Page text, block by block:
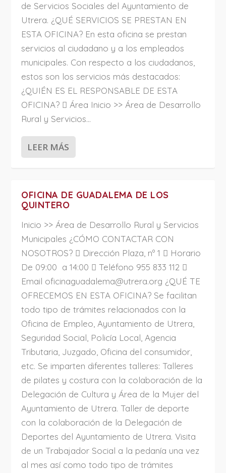
de Servicios Sociales del Ayuntamiento de
Utrera. ¿QUÉ SERVICIOS SE PRESTAN EN
ESTA OFICINA? En esta oficina se prestan
servicios al ciudadano y a los empleados
municipales. Con respecto a los ciudadanos,
estos son los servicios más destacados:
¿QUIÉN ES EL RESPONSABLE DE ESTA
OFICINA?  Área Inicio >> Área de Desarrollo
Rural y Servicios...
LEER MÁS
OFICINA DE GUADALEMA DE LOS
QUINTERO
Inicio >> Área de Desarrollo Rural y Servicios
Municipales ¿CÓMO CONTACTAR CON
NOSOTROS?  Dirección Plaza, nº 1  Horario
De 09:00 a 14:00  Teléfono 955 833 112 
Email oficinaguadalema@utrera.org ¿QUÉ TE
OFRECEMOS EN ESTA OFICINA? Se facilitan
todo tipo de trámites relacionados con la
Oficina de Empleo, Ayuntamiento de Utrera,
Seguridad Social, Policía Local, Agencia
Tributaria, Juzgado, Oficina del consumidor,
etc. Se imparten diferentes talleres: Talleres
de pilates y costura con la colaboración de la
Delegación de Cultura y Área de la Mujer del
Ayuntamiento de Utrera. Taller de deporte
con la colaboración de la Delegación de
Deportes del Ayuntamiento de Utrera. Visita
de un Trabajador Social a la pedanía una vez
al mes así como todo tipo de trámites